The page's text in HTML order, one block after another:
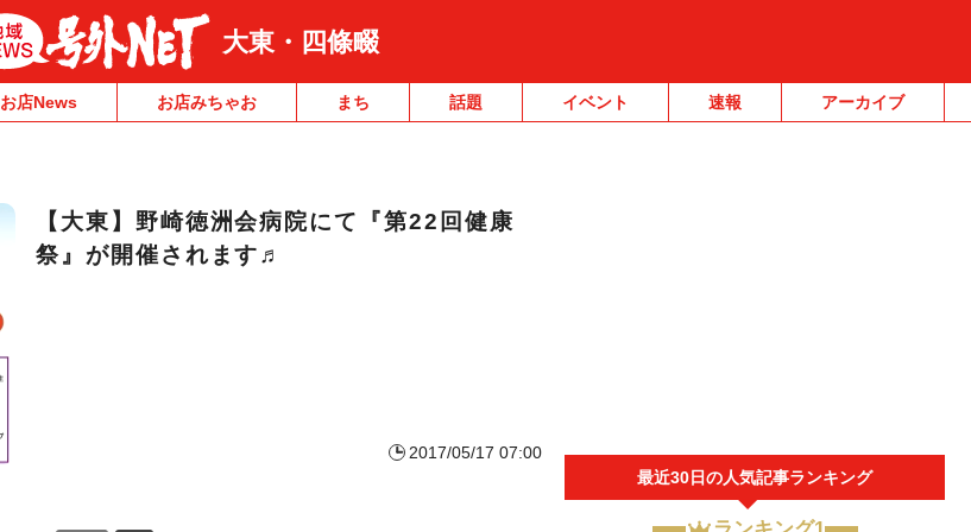
大東・四條畷
お店News お店みちゃお まち 話題 イベント 速報 アーカイブ
【大東】野崎徳洲会病院にて『第22回健康
祭』が開催されます♬
2017/05/17 07:00
最近30日の人気記事ランキング